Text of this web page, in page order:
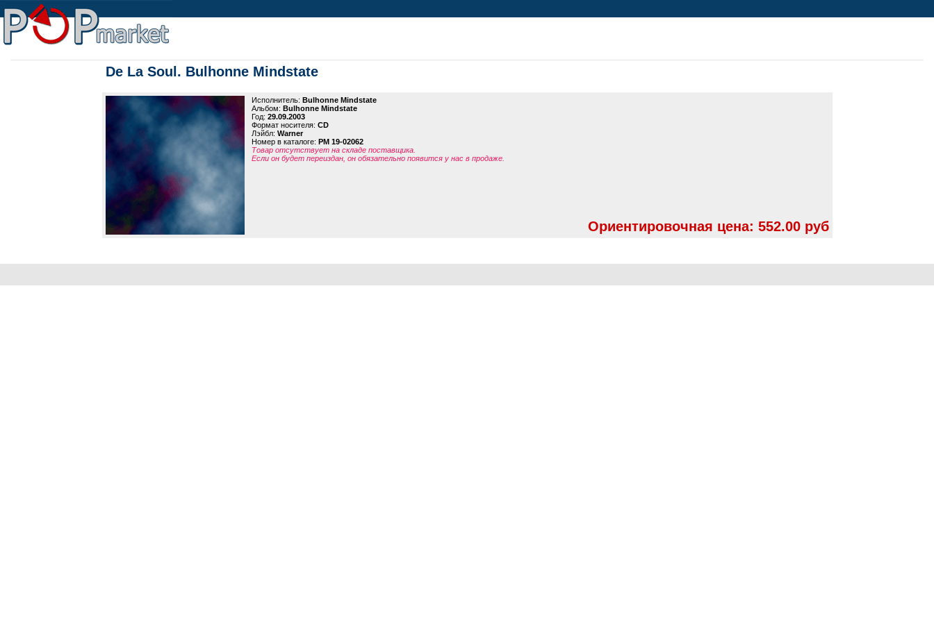
De La Soul. Bulhonne Mindstate
Исполнитель: Bulhonne Mindstate
Альбом: Bulhonne Mindstate
Год: 29.09.2003
Формат носителя: CD
Лэйбл: Warner
Номер в каталоге: PM 19-02062
Товар отсутствует на складе поставщика.
Если он будет переиздан, он обязательно появится у нас в продаже.
Ориентировочная цена: 552.00 руб